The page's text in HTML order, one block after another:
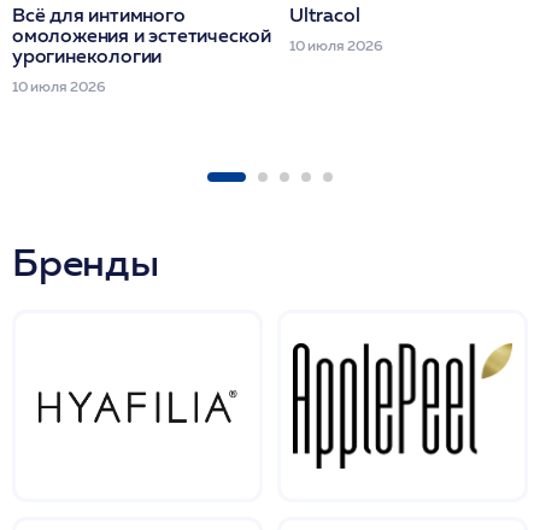
Всё для интимного
омоложения и эстетической
урогинекологии
10 июля 2026
Ultracol
10 июля 2026
Бренды